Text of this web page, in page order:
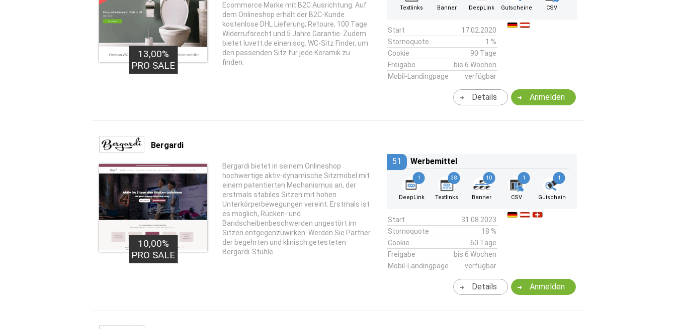
13,00%
PRO SALE
Ecommerce Marke mit B2C Ausrichtung. Auf
dem Onlineshop erhält der B2C-Kunde
kostenlose DHL Lieferung; Retoure, 100 Tage
Widerrufsrecht und 5 Jahre Garantie. Zudem
bietet luvett.de einen sog. WC-Sitz Finder, um
den passenden Sitz für jede Keramik zu
finden.
Textlinks Banner DeepLink Gutscheine CSV
Start
17.02.2020
Stornoquote
1 %
Cookie
90 Tage
Freigabe
bis 6 Wochen
Mobil-Landingpage
verfügbar
Anmelden
Details
Bergardi
10,00%
PRO SALE
Bergardi bietet in seinem Onlineshop
hochwertige aktiv-dynamische Sitzmöbel mit
einem patentierten Mechanismus an, der
erstmals stabiles Sitzen mit hohen
Unterkörperbewegungen vereint. Erstmals ist
es möglich, Rücken- und
Bandscheibenbeschwerden ungestört im
Sitzen entgegenzuwirken. Werden Sie Partner
der begehrten und klinisch getesteten
Bergardi-Stühle.
51 Werbemittel
1
DeepLink
38
Textlinks
10
Banner
1
CSV
1
Gutschein
Start
31.08.2023
Stornoquote
18 %
Cookie
60 Tage
Freigabe
bis 6 Wochen
Mobil-Landingpage
verfügbar
Anmelden
Details